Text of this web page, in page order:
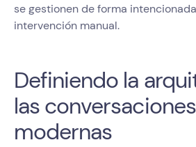
se gestionen de forma
intervención manual.
Definiendo la
las conversaciones
modernas